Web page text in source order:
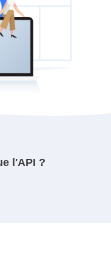
l'API ?